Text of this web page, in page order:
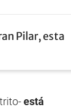
Pilar, esta
está